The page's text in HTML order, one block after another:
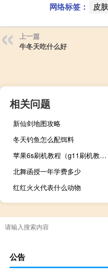
网络标签： 皮肤
上一篇
牛冬天吃什么好
相关问题
新仙剑地图攻略
冬天钓鱼怎么配饵料
苹果6s刷机教程（g11刷机教程）
北舞函授一年学费多少
红红火火代表什么动物
公告